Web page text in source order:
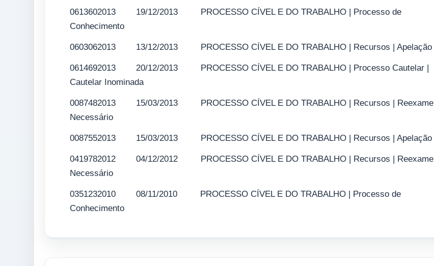
0613602013 19/12/2013 PROCESSO CÍVEL E DO TRABALHO | Processo de
Conhecimento
0603062013 13/12/2013 PROCESSO CÍVEL E DO TRABALHO | Recursos | Apelação
0614692013 20/12/2013 PROCESSO CÍVEL E DO TRABALHO | Processo Cautelar |
Cautelar Inominada
0087482013 15/03/2013 PROCESSO CÍVEL E DO TRABALHO | Recursos | Reexame
Necessário
0087552013 15/03/2013 PROCESSO CÍVEL E DO TRABALHO | Recursos | Apelação
0419782012 04/12/2012 PROCESSO CÍVEL E DO TRABALHO | Recursos | Reexame
Necessário
0351232010 08/11/2010 PROCESSO CÍVEL E DO TRABALHO | Processo de
Conhecimento